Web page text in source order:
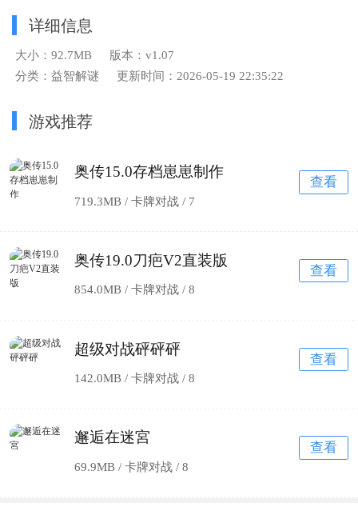
详细信息
大小：92.7MB
版本：v1.07
分类：益智解谜
更新时间：2026-05-19 22:35:22
游戏推荐
奥传15.0存档崽崽制作
719.3MB / 卡牌对战 / 7
查看
奥传19.0刀疤V2直装版
854.0MB / 卡牌对战 /8
查看
超级对战砰砰砰
142.0MB / 卡牌对战 /8
查看
邂逅在迷宮
69.9MB / 卡牌对战 /8
查看